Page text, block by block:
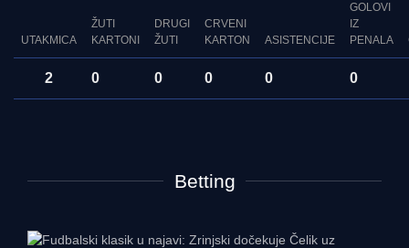
UTAKMICA
ŽUTI
KARTONI
DRUGI
ŽUTI
CRVENI
KARTON
ASISTENCIJE
GOLOVI
IZ
PENALA
2 0 0 0 0 0
Betting